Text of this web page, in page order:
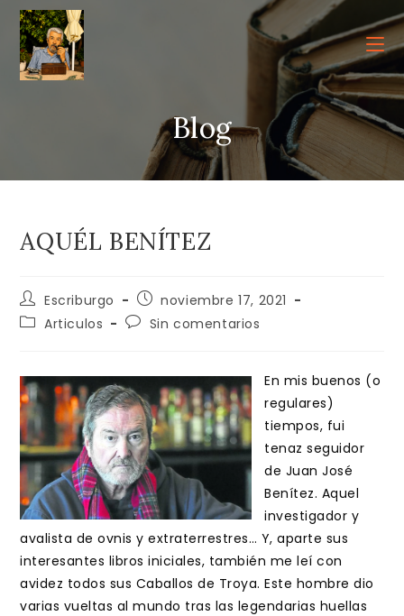
contenido
Blog
AQUÉL BENÍTEZ
Autor
de
la
Escriburgo
Publicación
de
la
noviembre 17, 2021
Categoría
entrada:
Articulos
Comentarios
entrada:
Sin comentarios
En mis buenos (o
regulares)
tiempos, fui
tenaz seguidor
de Juan José
Benítez. Aquel
investigador y
avalista de ovnis y extraterrestres… Y, aparte sus
interesantes libros iniciales, también me leí con
avidez todos sus Caballos de Troya. Este hombre dio
varias vueltas al mundo tras las legendarias huellas